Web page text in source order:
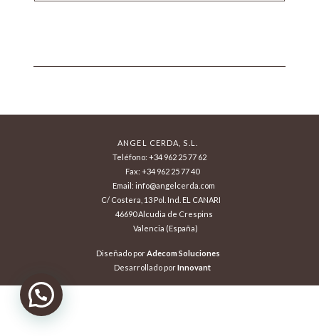
ANGEL CERDA, S.L.
Teléfono: +34 962 25 77 62
Fax: +34 962 25 77 40
Email: info@angelcerda.com
C/ Costera, 13 Pol. Ind. EL CANARI
46690 Alcudia de Crespins
Valencia (España)
Diseñado porAdecom Soluciones
Desarrollado porInnovant